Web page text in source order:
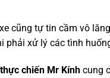
cũng tự tin cầm vô
phải xử lý các tình
chiến Mr Kính cung